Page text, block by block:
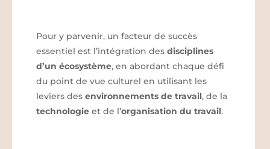
Pour y parvenir, un facteur de succès
essentiel est l’intégration desdisciplines
d’un écosystème, en abordant chaque défi
du point de vue culturel en utilisant les
leviers desenvironnements de travail, de la
technologie et de l’organisation du travail.